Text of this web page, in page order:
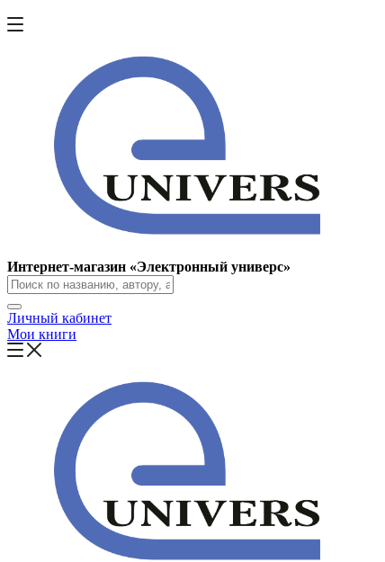
Интернет-магазин «Электронный универс»
Личный кабинет
Мои книги